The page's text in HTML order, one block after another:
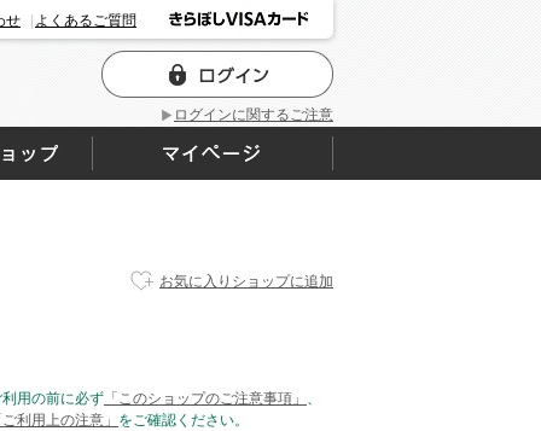
ログインに関するご注意
せ よくあるご質問
お気に入りショップに追加
利用の前に必ず 「このショップのご注意事項」 、
ご利用上の注意」 をご確認ください。